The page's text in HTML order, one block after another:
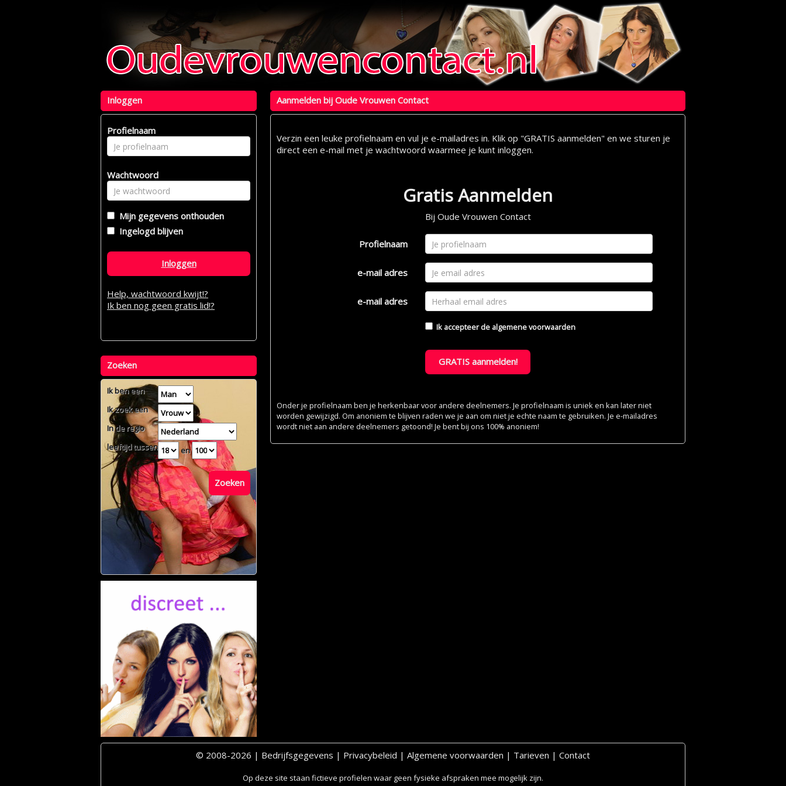
Aanmelden bij Oude Vrouwen Contact
Verzin een leuke profielnaam en vul je e-mailadres in. Klik op "GRATIS aanmelden" en we sturen je
direct een e-mail met je wachtwoord waarmee je kunt inloggen.
Gratis Aanmelden
Bij Oude Vrouwen Contact
Profielnaam
e-mail adres
e-mail adres
Ik accepteer de algemene voorwaarden
GRATIS aanmelden!
Onder je profielnaam ben je herkenbaar voor andere deelnemers. Je profielnaam is uniek en kan later niet
worden gewijzigd. Om anoniem te blijven raden we je aan om niet je echte naam te gebruiken. Je e-mailadres
wordt niet aan andere deelnemers getoond! Je bent bij ons 100% anoniem!
Inloggen
Profielnaam
Wachtwoord
Mijn gegevens onthouden
Ingelogd blijven
Inloggen
Help, wachtwoord kwijt!?
Ik ben nog geen gratis lid!?
Zoeken
Ik ben een
Ik zoek een
In de regio
leeftijd tussen
en
Zoeken
© 2008-2026 | Bedrijfsgegevens | Privacybeleid | Algemene voorwaarden | Tarieven | Contact
Op deze site staan fictieve profielen waar geen fysieke afspraken mee mogelijk zijn.